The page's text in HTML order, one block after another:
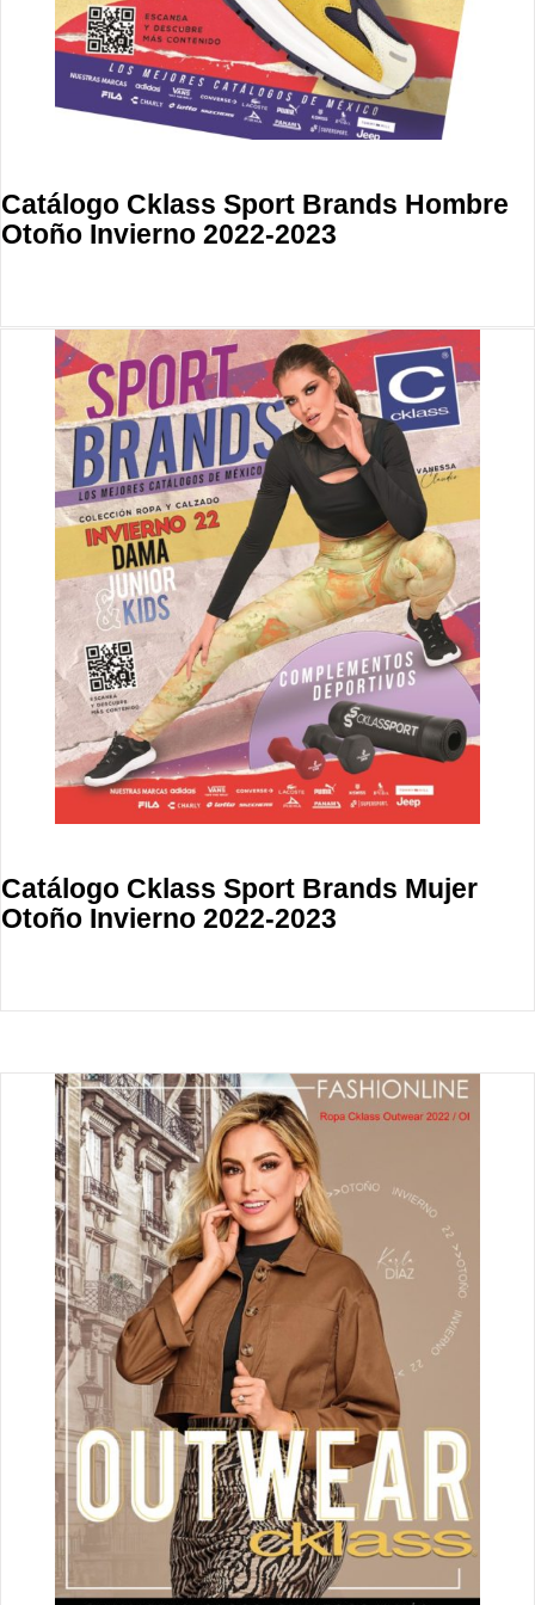
Catálogo Cklass Sport Brands Hombre
Otoño Invierno 2022-2023
Catálogo Cklass Sport Brands Mujer
Otoño Invierno 2022-2023